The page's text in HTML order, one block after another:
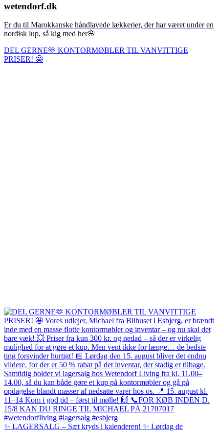
wetendorf.dk
Er du til Marokkanske håndlavede lækkerier, der har været under en
nordisk lup, så kig med her🌸
DEL GERNE🫶 KONTORMØBLER TIL VANVITTIGE
PRISER! 🤩
✨ LAGERSALG – Sæt kryds i kalenderen! ✨ Lørdag de